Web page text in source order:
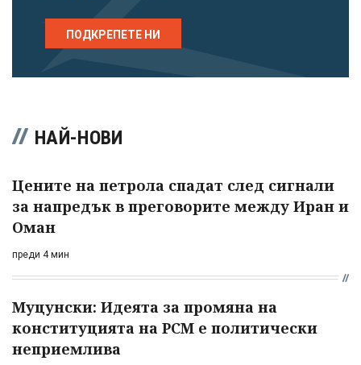
ПОДКРЕПЕТЕ НИ
НАЙ-НОВИ
Цените на петрола спадат след сигнали
за напредък в преговорите между Иран и
Оман
преди 4 мин
Муцунски: Идеята за промяна на
конституцията на РСМ е политически
неприемлива